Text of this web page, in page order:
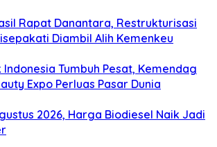
Rapat Danantara, Restrukturisasi
Diambil Alih Kemenkeu
Tumbuh Pesat, Kemendag
Expo Perluas Pasar Dunia
2026, Harga Biodiesel Naik Jadi